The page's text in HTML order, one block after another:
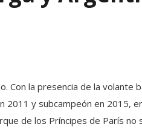
Con la presencia de la
2011 y subcampeón en 2015,
de los Príncipes de París